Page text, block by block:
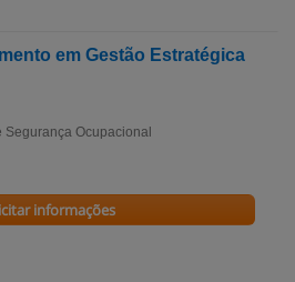
em Gestão Estratégica
Segurança Ocupacional
informações